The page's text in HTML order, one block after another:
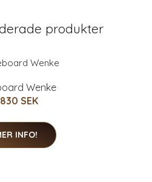
produkter
Wenke
SEK
INFO!